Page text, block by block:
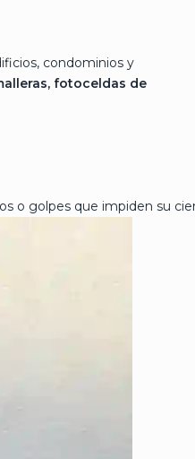
condominios y
fotoceldas de
o golpes que impiden su